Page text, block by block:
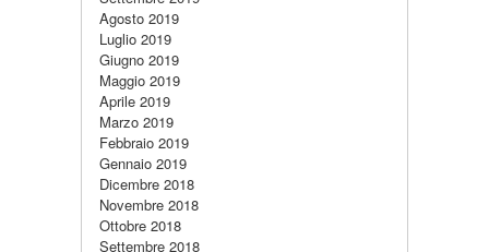
Agosto 2019
Luglio 2019
Giugno 2019
Maggio 2019
Aprile 2019
Marzo 2019
Febbraio 2019
Gennaio 2019
Dicembre 2018
Novembre 2018
Ottobre 2018
Settembre 2018